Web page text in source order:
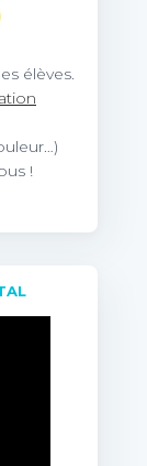
élèves.
!